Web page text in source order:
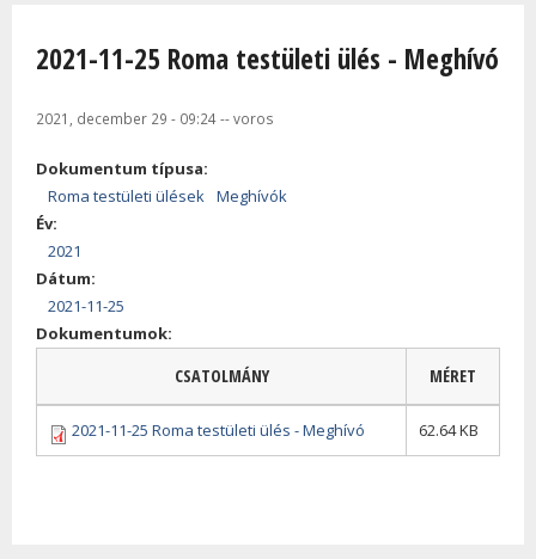
2021-11-25 Roma testületi ülés - Meghívó
2021, december 29 - 09:24--voros
Dokumentum típusa:
Roma testületi ülések
Meghívók
Év:
2021
Dátum:
2021-11-25
Dokumentumok:
CSATOLMÁNY MÉRET
2021-11-25 Roma testületi ülés - Meghívó 62.64 KB